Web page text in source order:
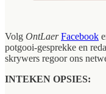
Volg OntLaer Facebook
potgooi-gesprekke en
skrywers regoor ons
INTEKEN OPSIES: